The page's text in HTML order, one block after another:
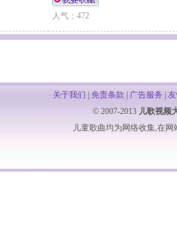
人气：472
关于我们 免责条款 广告服务
© 2007-2013 儿歌视频
儿童歌曲均为网络收集,在网